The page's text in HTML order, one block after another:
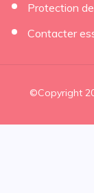
Protection
Contacter
©Copyright